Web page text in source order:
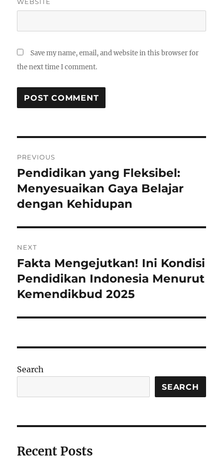
Save my name, email, and website in this browser for
the next time I comment.
navigation
PREVIOUS
Previous
post:
Pendidikan yang Fleksibel:
Menyesuaikan Gaya Belajar
dengan Kehidupan
NEXT
Next
post:
Fakta Mengejutkan! Ini Kondisi
Pendidikan Indonesia Menurut
Kemendikbud 2025
Search
SEARCH
Recent Posts